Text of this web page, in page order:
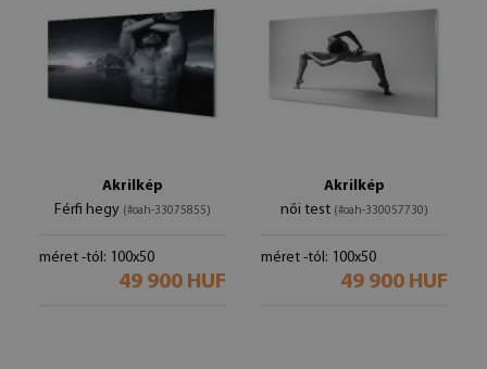
Akrilkép
Férfi hegy (#oah-33075855)
méret -tól: 100x50
49 900 HUF
Akrilkép
női test (#oah-330057730)
méret -tól: 100x50
49 900 HUF